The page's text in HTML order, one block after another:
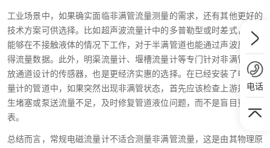
工业场景中，如果确实面临非满管流量测量的需求，还有其他更好的
技术方案可供选择。比如超声波流量计中的多普勒型或时差式，它们
能够在不接触液体的情况下工作，对于半满管道也能通过声波反射获
得流量数据。此外，明渠流量计、堰槽流量计等专门针对非满管或开
放通道设计的传感器，也是更经济实惠的选择。在已经安装了电磁流
量计的管道中，如果突然出现非满管状态，首先应该检查上游是否发
生堵塞或泵送流量不足，及时修复管道液位问题，而不是盲目更换仪
表。
总结而言，常规电磁流量计不适合测量非满管流量，这是由其物理原
电话